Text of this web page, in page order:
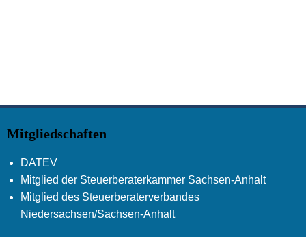
Mitgliedschaften
DATEV
Mitglied der Steuerberaterkammer Sachsen-Anhalt
Mitglied des Steuerberaterverbandes
Niedersachsen/Sachsen-Anhalt